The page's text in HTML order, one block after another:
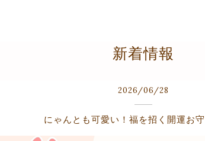
新着情報
2026/06/28
にゃんとも可愛い！福を招く開運お